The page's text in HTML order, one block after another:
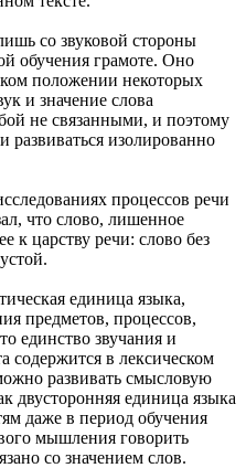
со звуковой стороны
обучения грамоте. Оно
положении некоторых
и значение слова
не связанными, и поэтому
развиваться изолированно
процессов речи
что слово, лишенное
к царству речи: слово без
единица языка,
предметов, процессов,
единство звучания и
содержится в лексическом
развивать смысловую
двусторонняя единица языка
даже в период обучения
мышления говорить
со значением слов.